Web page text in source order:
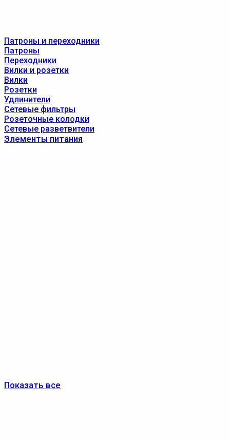
Патроны и переходники
Патроны
Переходники
Вилки и розетки
Вилки
Розетки
Удлинители
Сетевые фильтры
Розеточные колодки
Сетевые разветвители
Элементы питания
Показать все